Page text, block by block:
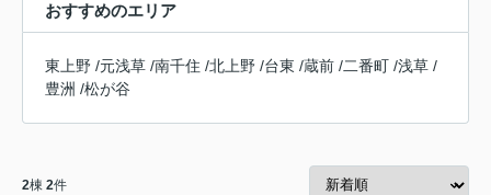
おすすめのエリア
東上野 /元浅草 /南千住 /北上野 /台東 /蔵前 /二番町 /浅草 /
豊洲 /松が谷
2棟 2件